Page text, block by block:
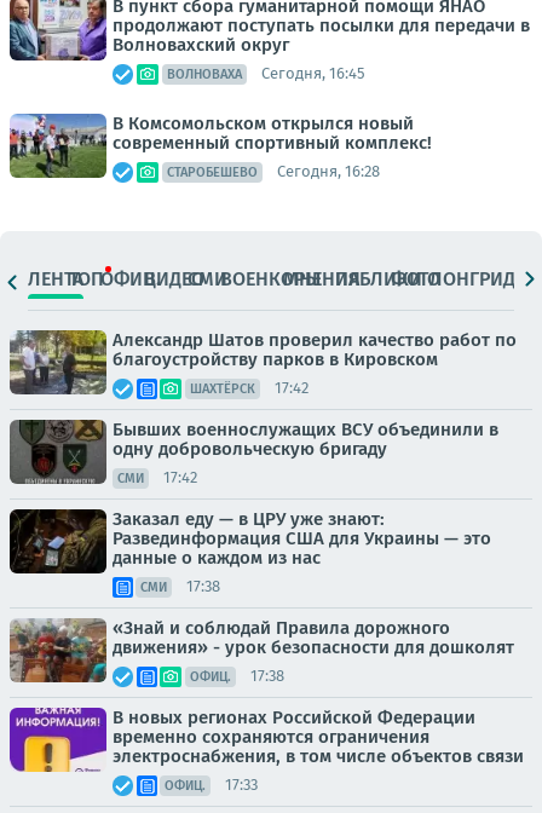
В пункт сбора гуманитарной помощи ЯНАО
продолжают поступать посылки для передачи в
Волновахский округ
ВОЛНОВАХА Сегодня, 16:45
В Комсомольском открылся новый
современный спортивный комплекс!
СТАРОБЕШЕВО Сегодня, 16:28
ЛЕНТАТОПОФИЦ.ВИДЕОСМИВОЕНКОРЫМНЕНИЯПАБЛИКИ
ФОТОЛОНГРИДЫ
Александр Шатов проверил качество работ по
благоустройству парков в Кировском
ШАХТЁРСК 17:42
Бывших военнослужащих ВСУ объединили в
одну добровольческую бригаду
СМИ 17:42
Заказал еду — в ЦРУ уже знают:
Развединформация США для Украины — это
данные о каждом из нас
СМИ 17:38
«Знай и соблюдай Правила дорожного
движения» - урок безопасности для дошколят
ОФИЦ. 17:38
В новых регионах Российской Федерации
временно сохраняются ограничения
электроснабжения, в том числе объектов связи
ОФИЦ. 17:33